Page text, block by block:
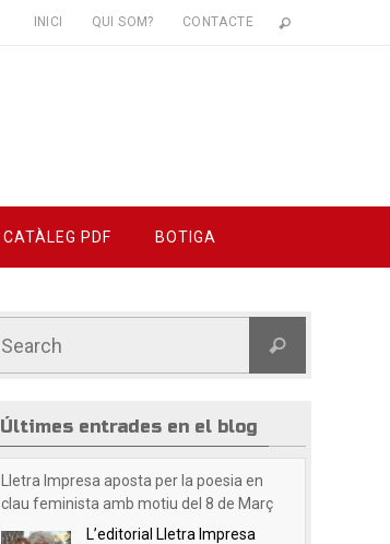
INICI QUI SOM? CONTACTE
CATÀLEG PDF BOTIGA
Últimes entrades en el blog
Lletra Impresa aposta per la poesia en
clau feminista amb motiu del 8 de Març
L’editorial Lletra Impresa